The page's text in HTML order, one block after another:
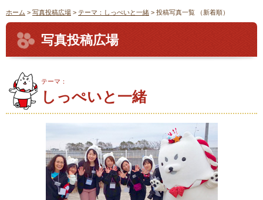
ホーム > 写真投稿広場 > テーマ：しっぺいと一緒 > 投稿写真一覧 （新着順）
写真投稿広場
テーマ：
しっぺいと一緒